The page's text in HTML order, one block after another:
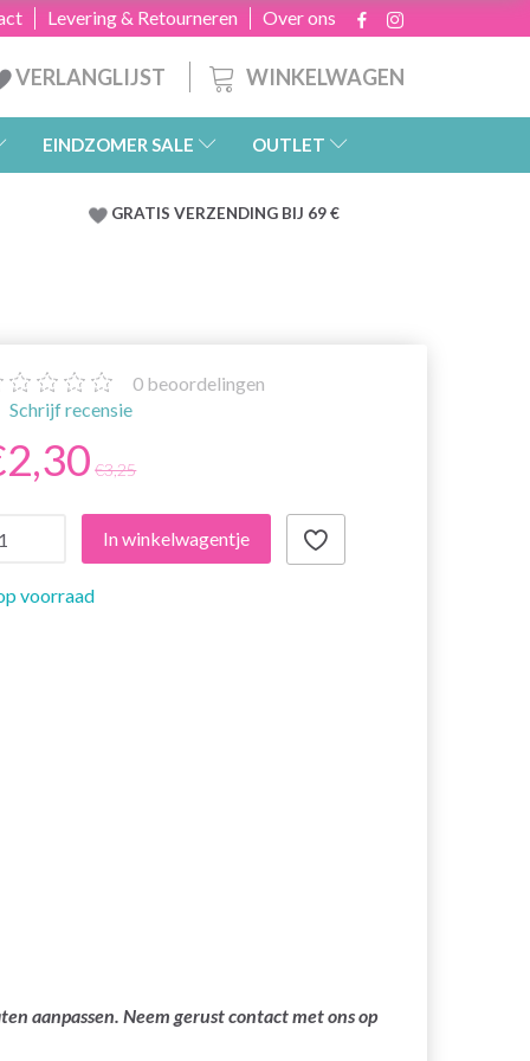
Over ons
Levering & Retourneren
WINKELWAGEN
VERLANGLIJST
EINDZOMER SALE OUTLET
GRATIS VERZENDING BIJ 69 €
0 beoordelingen
Schrijf recensie
€3,25
In winkelwagentje
voorraad
aanpassen. Neem gerust contact met ons op